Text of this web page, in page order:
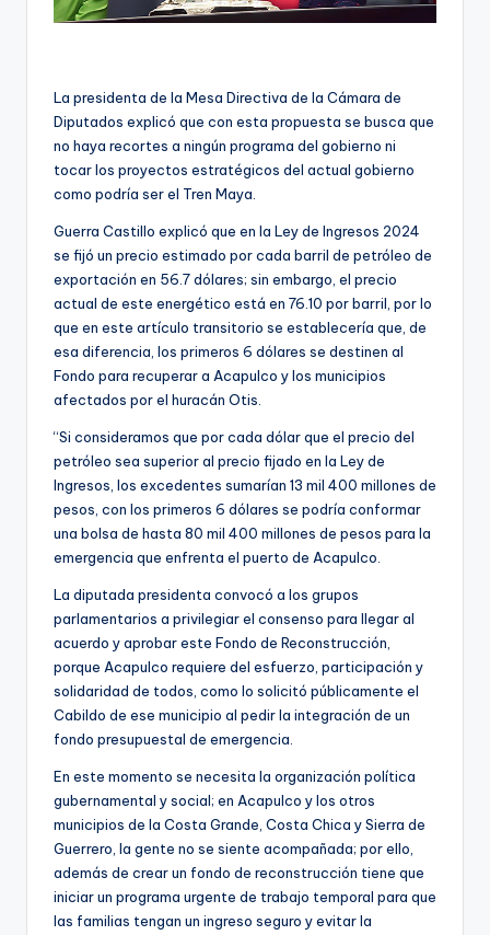
La presidenta de la Mesa Directiva de la Cámara de
Diputados explicó que con esta propuesta se busca que
no haya recortes a ningún programa del gobierno ni
tocar los proyectos estratégicos del actual gobierno
como podría ser el Tren Maya.
Guerra Castillo explicó que en la Ley de Ingresos 2024
se fijó un precio estimado por cada barril de petróleo de
exportación en 56.7 dólares; sin embargo, el precio
actual de este energético está en 76.10 por barril, por lo
que en este artículo transitorio se establecería que, de
esa diferencia, los primeros 6 dólares se destinen al
Fondo para recuperar a Acapulco y los municipios
afectados por el huracán Otis.
“Si consideramos que por cada dólar que el precio del
petróleo sea superior al precio fijado en la Ley de
Ingresos, los excedentes sumarían 13 mil 400 millones de
pesos, con los primeros 6 dólares se podría conformar
una bolsa de hasta 80 mil 400 millones de pesos para la
emergencia que enfrenta el puerto de Acapulco.
La diputada presidenta convocó a los grupos
parlamentarios a privilegiar el consenso para llegar al
acuerdo y aprobar este Fondo de Reconstrucción,
porque Acapulco requiere del esfuerzo, participación y
solidaridad de todos, como lo solicitó públicamente el
Cabildo de ese municipio al pedir la integración de un
fondo presupuestal de emergencia.
En este momento se necesita la organización política
gubernamental y social; en Acapulco y los otros
municipios de la Costa Grande, Costa Chica y Sierra de
Guerrero, la gente no se siente acompañada; por ello,
además de crear un fondo de reconstrucción tiene que
iniciar un programa urgente de trabajo temporal para que
las familias tengan un ingreso seguro y evitar la